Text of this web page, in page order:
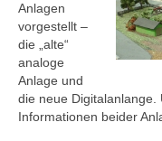
Foto-
Anlagen
Analoge
Anlagen
vorgestellt –
die „alte“
analoge
Anlage und
die neue Digitalanlange.
Informationen beider